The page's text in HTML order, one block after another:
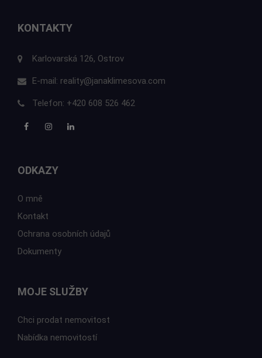
KONTAKTY
Karlovarská 126, Ostrov
E-mail: reality@janaklimesova.com
Telefon: +420 608 526 462
ODKAZY
O mně
Kontakt
Ochrana osobních údajů
Dokumenty
MOJE SLUŽBY
Chci prodat nemovitost
Nabídka nemovitostí